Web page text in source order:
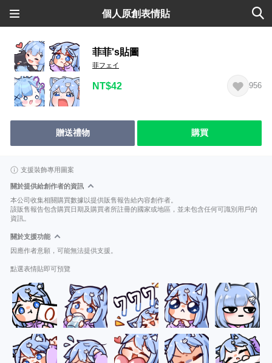
個人原創表情貼
菲菲's貼圖
菲フェイ
NT$42 956
贈送禮物 購買
支援裝飾專用圖案
關於提供給創作者的資訊
本公司收集相關購買數據以提供販售報告給內容創作者。
該販售報告包含購買日期及購買者所註冊的國家或地區，並未包含任何可識別用戶的
資訊。
關於支援功能
因應作者意願，可能無法提供支援。
點選表情貼即可預覽